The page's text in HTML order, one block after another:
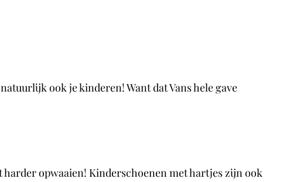
ook je kinderen! Want dat Vans hele gave
opwaaien! Kinderschoenen met hartjes zijn ook